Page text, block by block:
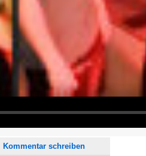
Kommentar schreiben
<i> werden aus Deinem Kommentar entfernt.
Bitte verwende "www." oder "http://" in URLs
auf dieser Seite weitere Kommentare erscheinen.